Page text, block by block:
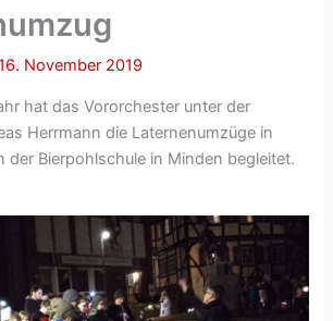
November 2019
hat das Vororchester unter der
Herrmann die Laternenumzüge in
der Bierpohlschule in Minden begleitet.